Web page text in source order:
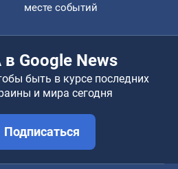
месте событий
в Google News
быть в курсе последних
и мира сегодня
Подписаться